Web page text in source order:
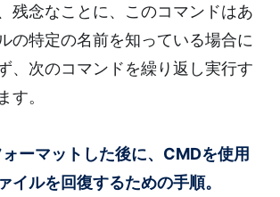
残念なことに、このコマンドはあ
の特定の名前を知っている場合に
、次のコマンドを繰り返し実行す
す。
ーマットした後に、CMDを使用
イルを回復するための手順。